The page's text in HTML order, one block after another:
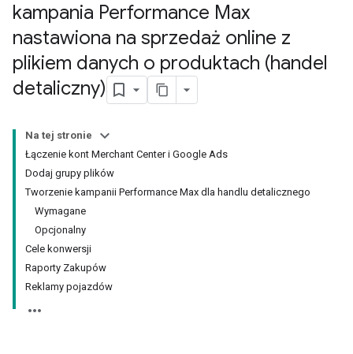
kampania Performance Max
nastawiona na sprzedaż online z
plikiem danych o produktach (handel
detaliczny)
Na tej stronie
Łączenie kont Merchant Center i Google Ads
Dodaj grupy plików
Tworzenie kampanii Performance Max dla handlu detalicznego
Wymagane
Opcjonalny
Cele konwersji
Raporty Zakupów
Reklamy pojazdów